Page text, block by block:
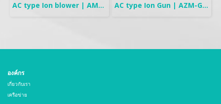
AC type Ion blower | AMF-90 Series AC type Ion Gun | AZM-G1G Series
องค์กร
เกี่ยวกับเรา
เครือข่าย